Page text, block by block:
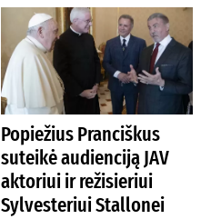
Popiežius Pranciškus
suteikė audienciją JAV
aktoriui ir režisieriui
Sylvesteriui Stallonei